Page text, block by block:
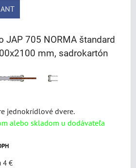
JAP 705 NORMA štandard
mm, sadrokartón
jednokrídlové dvere.
alebo skladom u dodávateľa
4 €